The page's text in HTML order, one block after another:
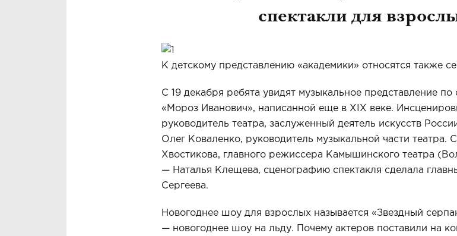
спектакли для
К детскому представлению «академики» относятся также
С 19 декабря ребята увидят музыкальное представление
«Мороз Иванович», написанной еще в ХIХ веке.
руководитель театра, заслуженный деятель искусств
Олег Коваленко, руководитель музыкальной части театра.
Хвостикова, главного режиссера Камышинского театра
— Наталья Клещева, сценографию спектакля сделала
Сергеева.
Новогоднее шоу для взрослых называется «Звездный
— новогоднее шоу на льду. Почему актеров поставили на